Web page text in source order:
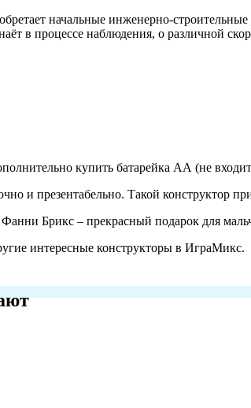
начальные инженерно-
в процессе наблюдения, о различной
купить батарейка АА (не
и презентабельно. Такой конструктор
Брикс – прекрасный подарок для
интересные конструкторы в ИграМикс.